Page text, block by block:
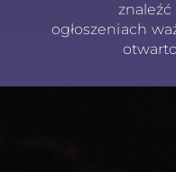
ogłoszeniach